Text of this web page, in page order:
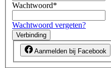
Wachtwoord*
Wachtwoord vergeten?
Verbinding
Aanmelden bij Facebook